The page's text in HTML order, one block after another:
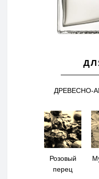
ДРЕВЕСНО-
Розовый
перец